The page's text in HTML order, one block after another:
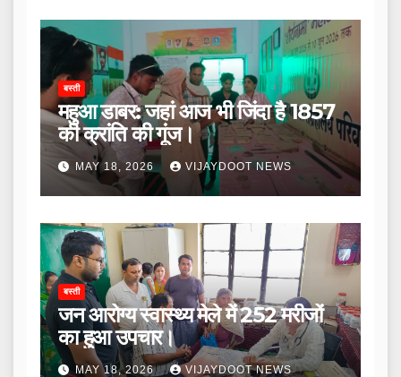
बस्ती
महुआ डाबर: जहां आज भी जिंदा है 1857
की क्रांति की गूंज।
MAY 18, 2026 VIJAYDOOT NEWS
बस्ती
जन आरोग्य स्वास्थ्य मेले में 252 मरीजों
का हुआ उपचार।
MAY 18, 2026 VIJAYDOOT NEWS